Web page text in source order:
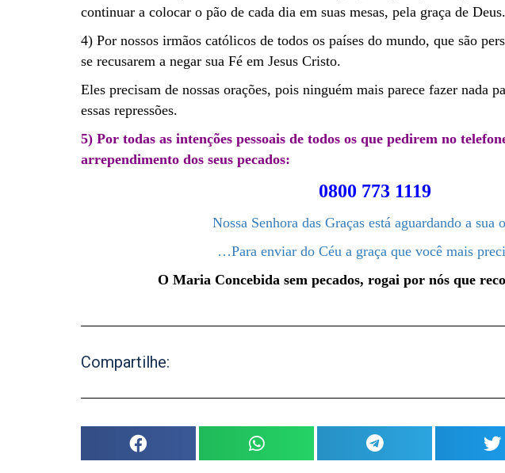
continuar a colocar o pão de cada dia em suas mesas, pela graça de Deus.
4) Por nossos irmãos católicos de todos os países do mundo, que são
se recusarem a negar sua Fé em Jesus Cristo.
Eles precisam de nossas orações, pois ninguém mais parece fazer nada
essas repressões.
5) Por todas as intenções pessoais de todos os que pedirem no
arrependimento dos seus pecados:
0800 773 1119
Nossa Senhora das Graças está aguardando a sua
…Para enviar do Céu a graça que você mais
O Maria Concebida sem pecados, rogai por nós que
Compartilhe: